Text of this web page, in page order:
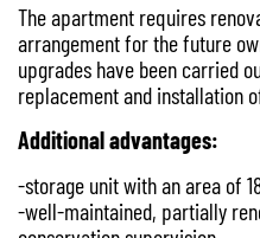
The apartment requires
arrangement for the future
upgrades have been carried
replacement and installation
Additional advantages:
-storage unit with an area of
-well-maintained, partially